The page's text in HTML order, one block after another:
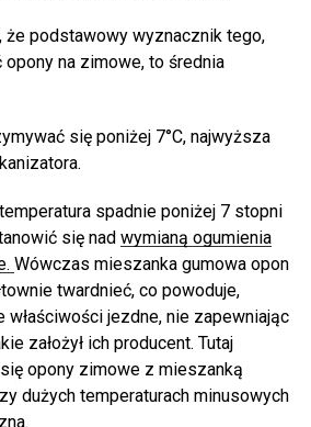
że podstawowy wyznacznik tego,
na zimowe, to średnia
się poniżej 7°C, najwyższa
spadnie poniżej 7 stopni
się nad wymianą ogumienia
Wówczas mieszanka gumowa opon
twardnieć, co powoduje,
właściwości jezdne, nie zapewniając
założył ich producent. Tutaj
opony zimowe z mieszanką
dużych temperaturach minusowych